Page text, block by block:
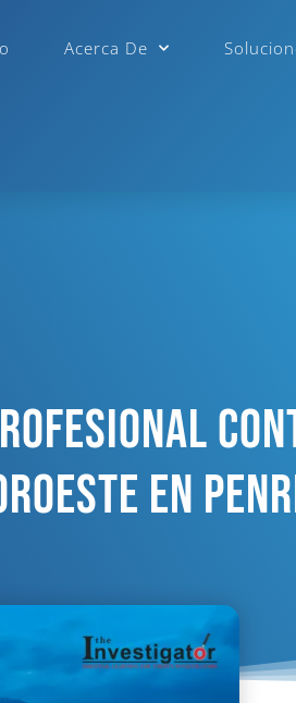
Acerca De
En